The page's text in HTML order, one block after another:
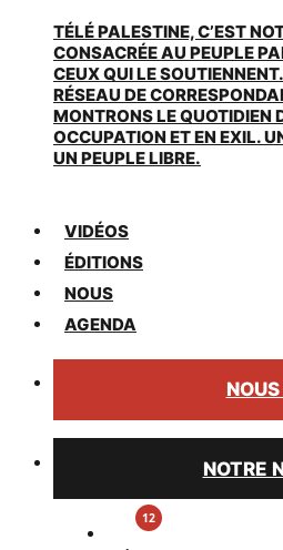
TÉLÉ PALESTINE, C’EST
CONSACRÉE AU PEUPLE
CEUX QUI LE
RÉSEAU DE
MONTRONS LE QUOTIDIEN
OCCUPATION ET EN EXIL.
UN PEUPLE LIBRE.
VIDÉOS
ÉDITIONS
NOUS
AGENDA
NOTRE